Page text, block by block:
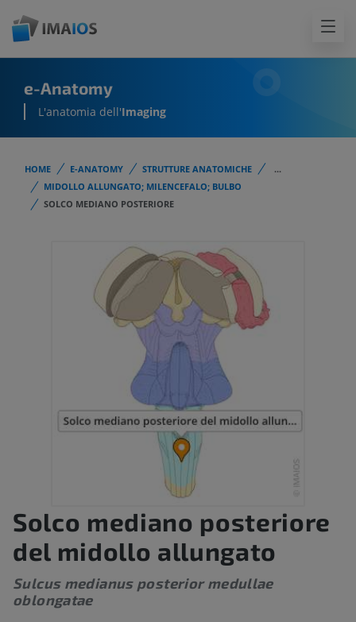
e-Anatomy
L'anatomia dell'Imaging
HOME E-ANATOMY STRUTTURE ANATOMICHE
...
MIDOLLO ALLUNGATO; MILENCEFALO; BULBO
SOLCO MEDIANO POSTERIORE
Solco mediano posteriore
del midollo allungato
Sulcus medianus posterior medullae
oblongatae